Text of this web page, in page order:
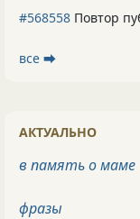
#568558 Повтор
все ⮕
АКТУАЛЬНО
в память о маме
фразы